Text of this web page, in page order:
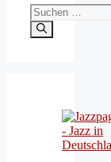
Suchen
nach: